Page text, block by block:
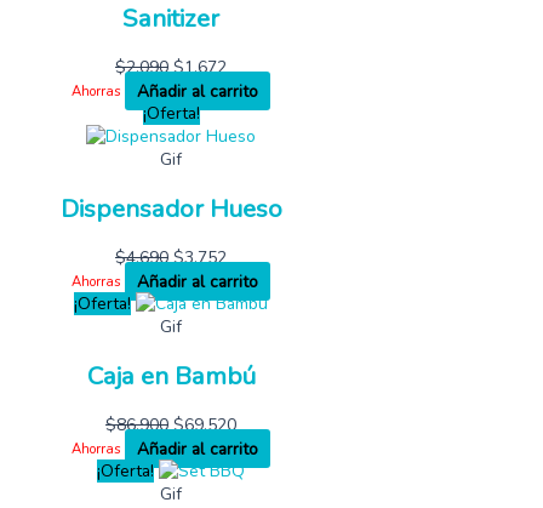
Sanitizer
$2,090 $1,672
Ahorras
Añadir al carrito
¡Oferta!
Gif
Dispensador Hueso
$4,690 $3,752
Ahorras
Añadir al carrito
¡Oferta!
Gif
Caja en Bambú
$86,900 $69,520
Ahorras
Añadir al carrito
¡Oferta!
Gif